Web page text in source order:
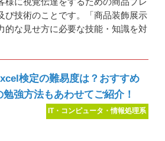
び技術のことです。「商品装飾展示
的な見せ方に必要な技能・知識を対
検定の難易度は？おすすめ
勉強方法もあわせてご紹介！
IT・コンピュータ・情報処理系